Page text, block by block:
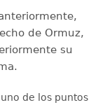
de Ormuz,
su
de los puntos